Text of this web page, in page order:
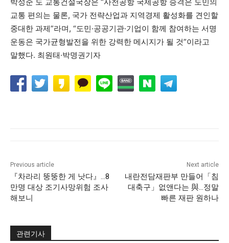
교통 편의는 물론, 국가 전략산업과 지역경제 활성화를 견인할
중대한 과제”라며, “도민·공공기관·기업이 함께 참여하는 서명
운동은 국가균형발전을 위한 강력한 메시지가 될 것”이라고
말했다. 최원태·박명권기자
Previous article
『차라리 뚱뚱한 게 낫다』…8
만명 대상 조기사망위험 조사
해보니
Next article
내란전담재판부 만들어「침
대축구」없앤다는 與…정말
빠른 재판 원하나
관련기사